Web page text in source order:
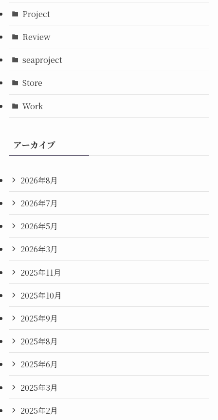
Project
Review
seaproject
Store
Work
アーカイブ
2026年8月
2026年7月
2026年5月
2026年3月
2025年11月
2025年10月
2025年9月
2025年8月
2025年6月
2025年3月
2025年2月